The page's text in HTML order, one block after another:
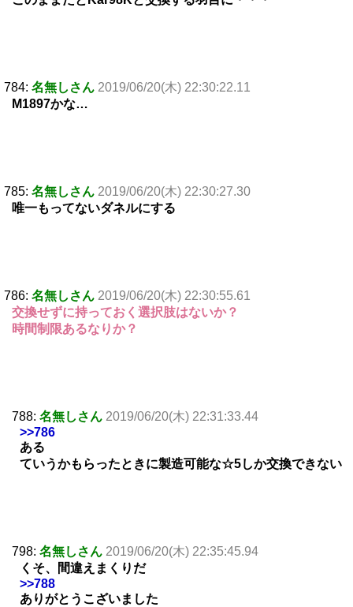
784: 名無しさん 2019/06/20(木) 22:30:22.11
M1897かな…
785: 名無しさん 2019/06/20(木) 22:30:27.30
唯一もってないダネルにする
786: 名無しさん 2019/06/20(木) 22:30:55.61
交換せずに持っておく選択肢はないか？
時間制限あるなりか？
788: 名無しさん 2019/06/20(木) 22:31:33.44
>>786
ある
ていうかもらったときに製造可能な☆5しか交換できない
798: 名無しさん 2019/06/20(木) 22:35:45.94
くそ、間違えまくりだ
>>788
ありがとうこざいました